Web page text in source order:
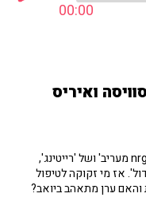
00:00
ואיריס
איריס וערן סוויסה, כתב התרבות והבידור של 'nrg מעריב' ושל 'רייטינג',
אז מי זקוקה לטיפול
והאם ערן מתאהב ביואב?